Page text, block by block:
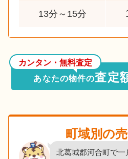
13分～15分
カンタン・無料査定
あなたの物件の査定
町域別の
北葛城郡河合町で